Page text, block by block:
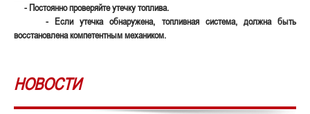
- Постоянно проверяйте утечку топлива.
- Если утечка обнаружена, топливная система, должна быть
восстановлена компетентным механиком.
НОВОСТИ